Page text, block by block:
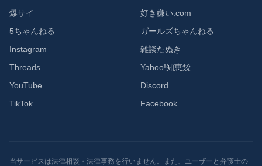
爆サイ
5ちゃんねる
Instagram
Threads
YouTube
TikTok
好き嫌い.com
ガールズちゃんねる
雑談たぬき
Yahoo!知恵袋
Discord
Facebook
当サービスは法律相談・法律事務を行いません。また、ユーザーと弁護士の